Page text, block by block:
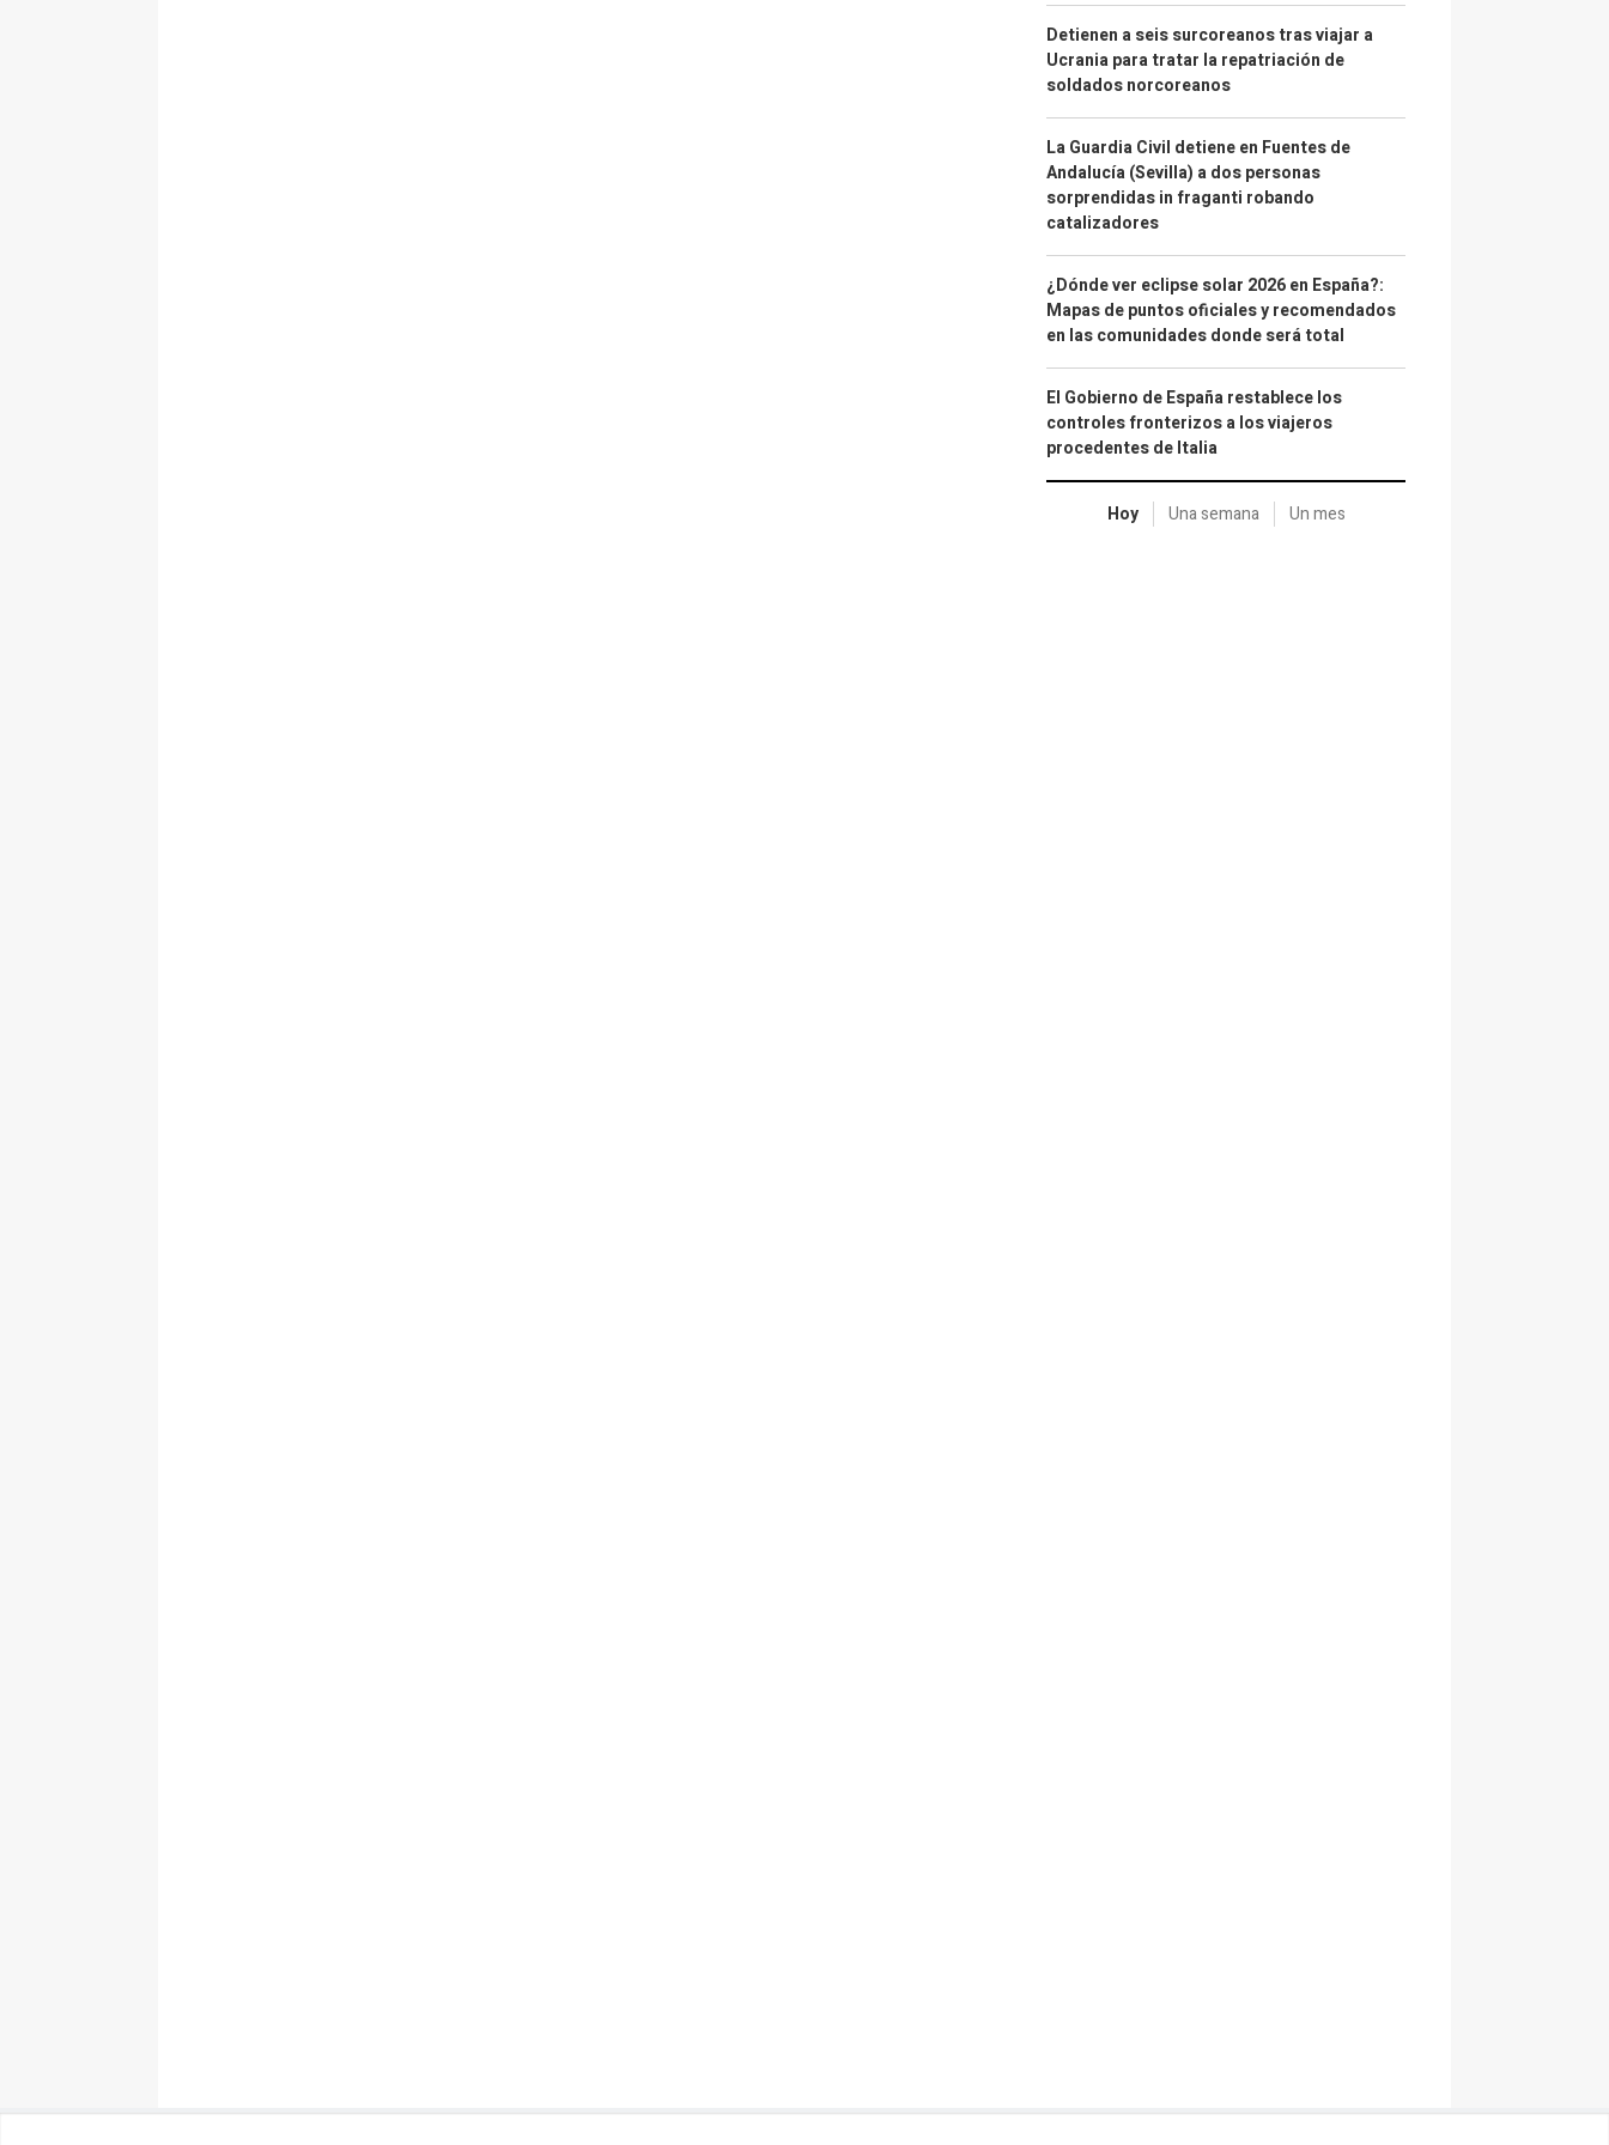
Detienen a seis surcoreanos tras viajar a
Ucrania para tratar la repatriación de
soldados norcoreanos
La Guardia Civil detiene en Fuentes de
Andalucía (Sevilla) a dos personas
sorprendidas in fraganti robando
catalizadores
¿Dónde ver eclipse solar 2026 en España?:
Mapas de puntos oficiales y recomendados
en las comunidades donde será total
El Gobierno de España restablece los
controles fronterizos a los viajeros
procedentes de Italia
Hoy Una semana Un mes